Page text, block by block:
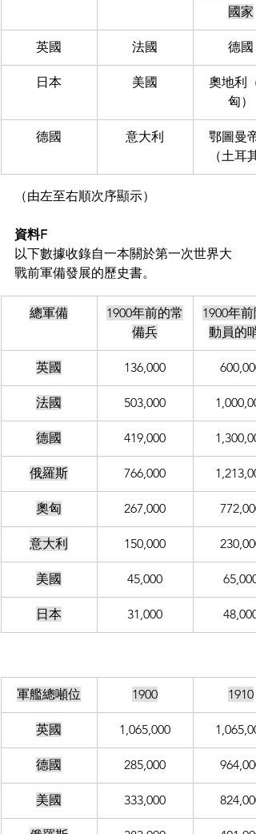
國家
英國 法國 德國
日本 美國
奧地利
匈）
德國 意大利
鄂圖曼
（土耳
（由左至右順次序顯示）
資料F
以下數據收錄自一本關於第一次世界大
戰前軍備發展的歷史書。
總軍備
1900年前的常
備兵
1900年前
動員的
英國 136,000 600,000
法國 503,000
德國 419,000
俄羅斯 766,000
奧匈 267,000 772,000
意大利 150,000 230,000
美國 45,000 65,000
日本 31,000 48,000
軍艦總噸位 1900 1910
英國 1,065,000
德國 285,000 964,000
美國 333,000 824,000